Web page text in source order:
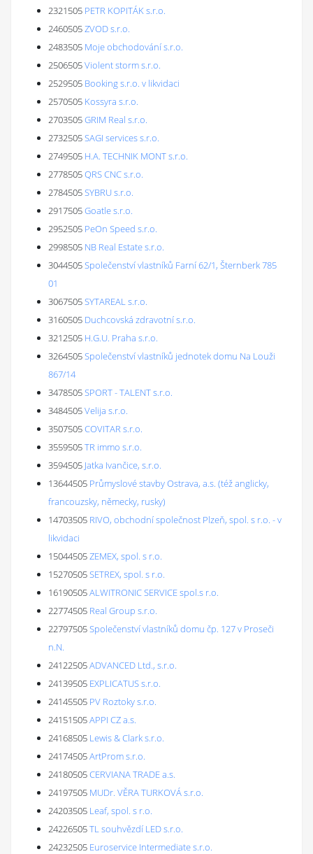
2321505 PETR KOPITÁK s.r.o.
2460505ZVOD s.r.o.
2483505 Moje obchodování s.r.o.
2506505Violent storm s.r.o.
2529505 Booking s.r.o. v likvidaci
2570505 Kossyra s.r.o.
2703505GRIM Real s.r.o.
2732505SAGI services s.r.o.
2749505 H.A. TECHNIK MONT s.r.o.
2778505QRS CNC s.r.o.
2784505SYBRU s.r.o.
2917505Goatle s.r.o.
2952505 PeOn Speed s.r.o.
2998505 NB Real Estate s.r.o.
3044505Společenství vlastníků Farní 62/1, Šternberk 785
01
3067505SYTAREAL s.r.o.
3160505 Duchcovská zdravotní s.r.o.
3212505 H.G.U. Praha s.r.o.
3264505Společenství vlastníků jednotek domu Na Louži
867/14
3478505SPORT - TALENT s.r.o.
3484505Velija s.r.o.
3507505COVITAR s.r.o.
3559505TR immo s.r.o.
3594505 Jatka Ivančice, s.r.o.
13644505 Průmyslové stavby Ostrava, a.s. (též anglicky,
francouzsky, německy, rusky)
14703505 RIVO, obchodní společnost Plzeň, spol. s r.o. - v
likvidaci
15044505ZEMEX, spol. s r.o.
15270505SETREX, spol. s r.o.
16190505ALWITRONIC SERVICE spol.s r.o.
22774505 Real Group s.r.o.
22797505Společenství vlastníků domu čp. 127 v Proseči
n.N.
24122505ADVANCED Ltd., s.r.o.
24139505 EXPLICATUS s.r.o.
24145505 PV Roztoky s.r.o.
24151505APPI CZ a.s.
24168505 Lewis & Clark s.r.o.
24174505ArtProm s.r.o.
24180505CERVIANA TRADE a.s.
24197505 MUDr. VĚRA TURKOVÁ s.r.o.
24203505 Leaf, spol. s r.o.
24226505TL souhvězdí LED s.r.o.
24232505 Euroservice Intermediate s.r.o.